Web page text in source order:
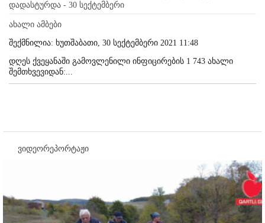
დადასტურდა - 30 სექტემბერი
ახალი ამბები
შექმნილია: ხუთშაბათი, 30 სექტემბერი 2021 11:48
დღეს ქვეყანაში გამოვლენილი ინფიცირების 1 743 ახალი
შემთხვევიდან:...
ვიდეორეპორტაჟი